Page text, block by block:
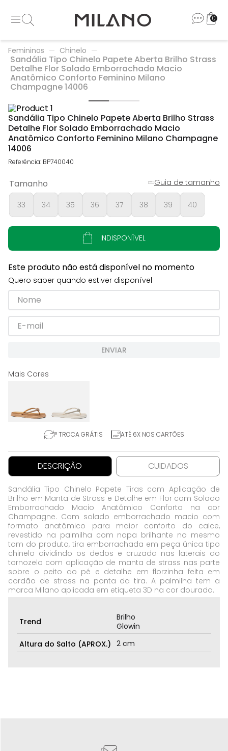
0
Femininos Chinelo
Sandália Tipo Chinelo Papete Aberta Brilho Strass
Detalhe Flor Solado Emborrachado Macio
Anatômico Conforto Feminino Milano
Champagne 14006
Sandália Tipo Chinelo Papete Aberta Brilho Strass
Detalhe Flor Solado Emborrachado Macio
Anatômico Conforto Feminino Milano Champagne
14006
Referência: BP740040
Tamanho
33 34 35 36 37 38 39 40
Guia de tamanho
INDISPONÍVEL
Este produto não está disponível no momento
Quero saber quando estiver disponível
ENVIAR
1° TROCA GRÁTIS ATÉ 6X NOS CARTÕES
DESCRIÇÃO CUIDADOS
Sandália Tipo Chinelo Papete Tiras com Aplicação de
Brilho em Manta de Strass e Detalhe em Flor com Solado
Emborrachado Macio Anatômico Conforto na cor
Champagne. Com solado emborrachado macio com
formato anatômico para maior conforto do calce,
revestido na palmilha com napa brilhante no mesmo
tom do produto, tira emborrachada em peça única tipo
chinelo dividindo os dedos e cruzada nas laterais do
tornozelo com aplicação de manta de strass nas parte
sobre o peito do pé e detalhe em florzinha feita em
cordão de strass na ponta da tira. A palmilha tem a
marca Milano aplicada em etiqueta 3D na cor dourada.
Trend
Brilho
Glowin
Altura do Salto (APROX.) 2 cm